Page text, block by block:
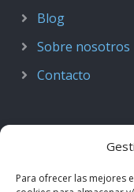
Para ofrecer las mejores
Blog
Sobre nosotros
Contacto